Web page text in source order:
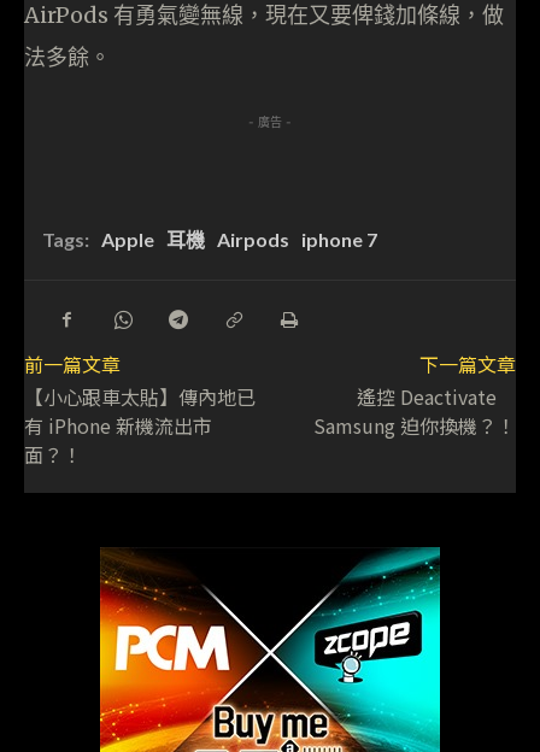
AirPods 有勇氣變無線，現在又要俾錢加條線，做
法多餘。
- 廣告 -
Tags: Apple 耳機 Airpods iphone 7
前一篇文章
【小心跟車太貼】傳內地已
有 iPhone 新機流出市
面？！
下一篇文章
遙控 Deactivate
Samsung 迫你換機？！